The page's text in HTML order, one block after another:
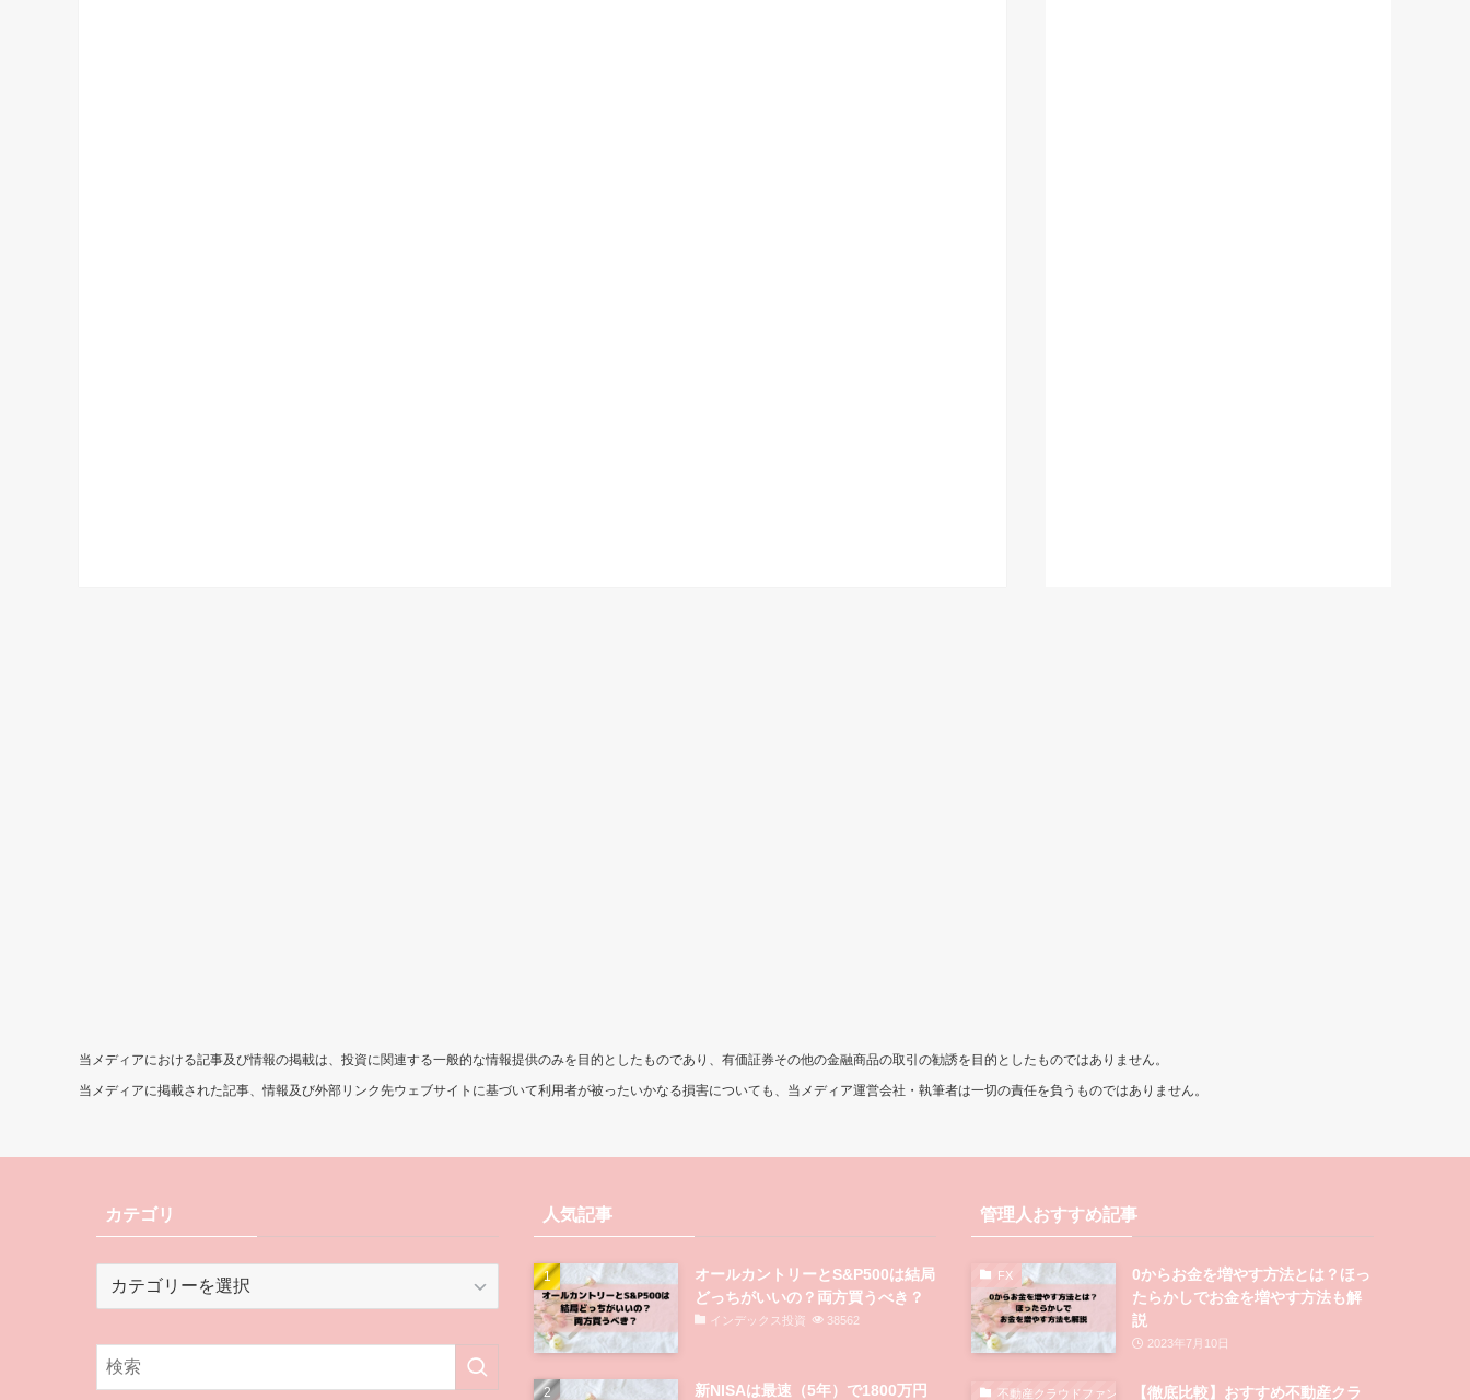
当メディアにおける記事及び情報の掲載は、投資に関連する一般的な情報提供のみを目的としたものであり、有価証券その他の金融商品の取引の勧誘を目的としたものではありません。
当メディアに掲載された記事、情報及び外部リンク先ウェブサイトに基づいて利用者が被ったいかなる損害についても、当メディア運営会社・執筆者は一切の責任を負うものではありません。
カテゴリ
リ
人気記事
オールカントリーとS&P500は結局
どっちがいいの？両方買うべき？
インデックス投資 38562
新NISAは最速（5年）で1800万円
管理人おすすめ記事
FX
0からお金を増やす方法とは？ほっ
たらかしでお金を増やす方法も解
説
2023年7月10日
不動産クラウドファンディング【徹底比較】おすすめ不動産クラ